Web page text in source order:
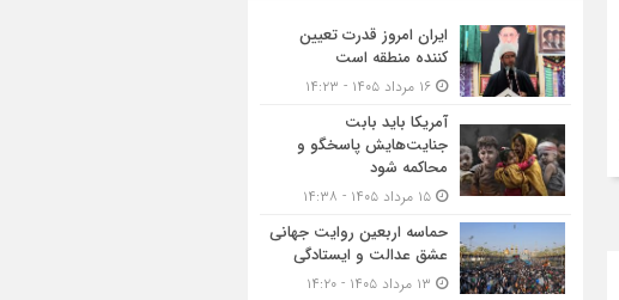
ایران امروز قدرت تعیین
کننده منطقه است
آمریکا باید بابت
جنایت‌هایش پاسخگو و
محاکمه شود
حماسه اربعین روایت جهانی
عشق عدالت و ایستادگی